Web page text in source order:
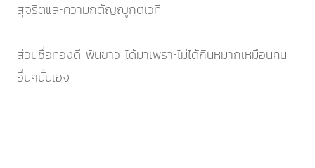
สุจริตและความกตัญญูกตเวที
ส่วนชื่อทองดี ฟันขาว ได้มาเพราะไม่ได้กินหมากเหมือนคน
อื่นๆนั่นเอง